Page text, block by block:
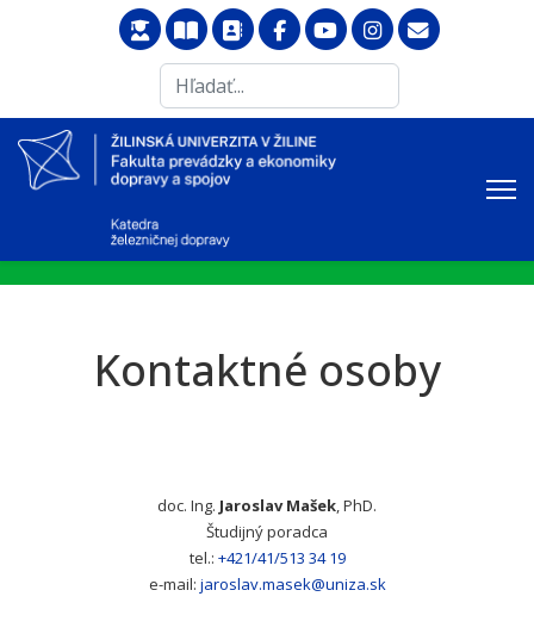
...
Kontaktné osoby
doc. Ing. Jaroslav Mašek, PhD.
Študijný poradca
tel.: +421/41/513 34 19
e-mail: jaroslav.masek@uniza.sk